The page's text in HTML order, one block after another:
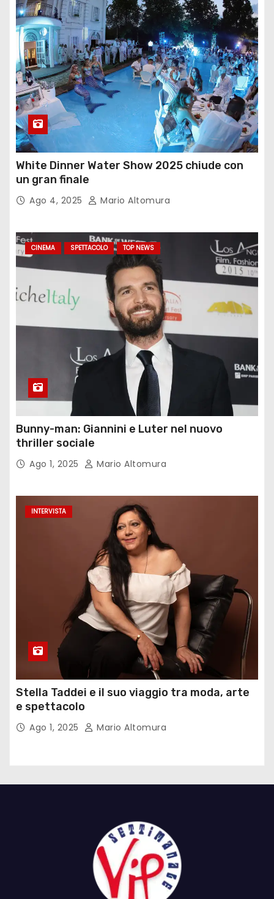
White Dinner Water Show 2025 chiude con
un gran finale
Ago 4, 2025 Mario Altomura
CINEMA SPETTACOLO TOP NEWS
Bunny-man: Giannini e Luter nel nuovo
thriller sociale
Ago 1, 2025 Mario Altomura
INTERVISTA
Stella Taddei e il suo viaggio tra moda, arte
e spettacolo
Ago 1, 2025 Mario Altomura